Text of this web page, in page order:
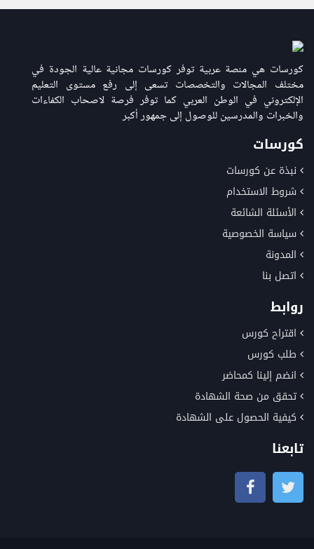
كورسات هي منصة عربية توفر كورسات مجانية عالية الجودة في
مختلف المجالات والتخصصات تسعى إلى رفع مستوى التعليم
الإلكتروني في الوطن العربي كما توفر فرصة لاصحاب الكفاءات
والخبرات والمدرسين للوصول إلى جمهور أكبر
كورسات
نبذة عن كورسات
شروط الاستخدام
الأسئلة الشائعة
سياسة الخصوصية
المدونة
اتصل بنا
روابط
اقتراح كورس
طلب كورس
انضم إلينا كمحاضر
تحقق من صحة الشهادة
كيفية الحصول على الشهادة
تابعنا